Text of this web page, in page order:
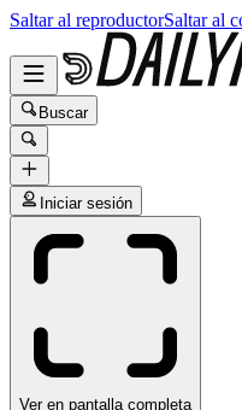
Saltar al reproductorSaltar al
Buscar
Iniciar sesión
Ver en pantalla completa